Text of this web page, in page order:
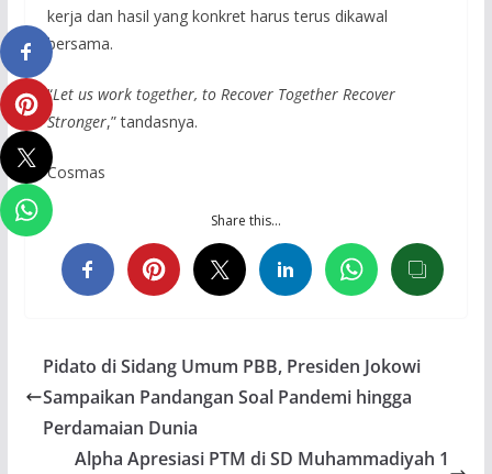
kerja dan hasil yang konkret harus terus dikawal
bersama.
“Let us work together, to Recover Together Recover
Stronger,” tandasnya.
Cosmas
Share this…
Pidato di Sidang Umum PBB, Presiden Jokowi
Sampaikan Pandangan Soal Pandemi hingga
Perdamaian Dunia
Alpha Apresiasi PTM di SD Muhammadiyah 1